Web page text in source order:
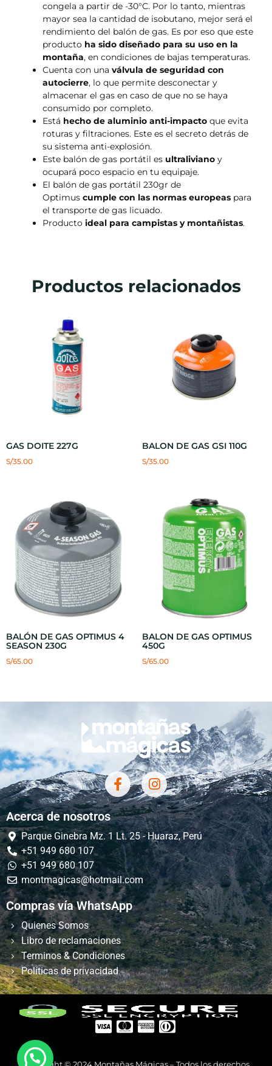
congela a partir de -30°C. Por lo tanto, mientras
mayor sea la cantidad de isobutano, mejor será el
rendimiento del balón de gas. Es por eso que este
producto ha sido diseñado para su uso en la
montaña, en condiciones de bajas temperaturas.
Cuenta con una válvula de seguridad con
autocierre, lo que permite desconectar y
almacenar el gas en caso de que no se haya
consumido por completo.
Está hecho de aluminio anti-impacto que evita
roturas y filtraciones. Este es el secreto detrás de
su sistema anti-explosión.
Este balón de gas portátil es ultraliviano y
ocupará poco espacio en tu equipaje.
El balón de gas portátil 230gr de
Optimus cumple con las normas europeas para
el transporte de gas licuado.
Producto ideal para campistas y montañistas.
Productos relacionados
GAS DOITE 227G
S/35.00
BALON DE GAS GSI 110G
S/35.00
BALÓN DE GAS OPTIMUS 4
SEASON 230G
S/65.00
BALON DE GAS OPTIMUS
450G
S/65.00
Acerca de nosotros
Parque Ginebra Mz. 1 Lt. 25 - Huaraz, Perú
+51 949 680 107
+51 949 680 107
montmagicas@hotmail.com
Compras vía WhatsApp
Quienes Somos
Libro de reclamaciones
Terminos & Condiciones
Políticas de privacidad